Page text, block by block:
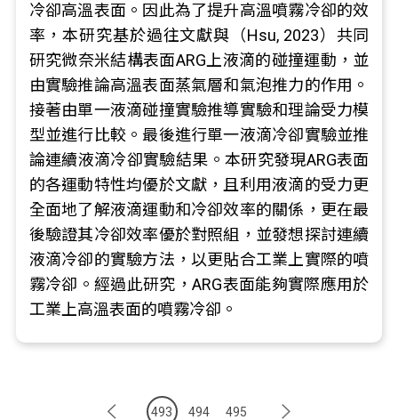
冷卻高溫表面。因此為了提升高溫噴霧冷卻的效
率，本研究基於過往文獻與（Hsu, 2023）共同
研究微奈米結構表面ARG上液滴的碰撞運動，並
由實驗推論高溫表面蒸氣層和氣泡推力的作用。
接著由單一液滴碰撞實驗推導實驗和理論受力模
型並進行比較。最後進行單一液滴冷卻實驗並推
論連續液滴冷卻實驗結果。本研究發現ARG表面
的各運動特性均優於文獻，且利用液滴的受力更
全面地了解液滴運動和冷卻效率的關係，更在最
後驗證其冷卻效率優於對照組，並發想探討連續
液滴冷卻的實驗方法，以更貼合工業上實際的噴
霧冷卻。經過此研究，ARG表面能夠實際應用於
工業上高溫表面的噴霧冷卻。
493 494 495